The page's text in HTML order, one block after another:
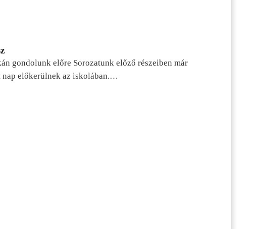
gondolunk előre Sorozatunk előző részeiben már
nap előkerülnek az iskolában.…